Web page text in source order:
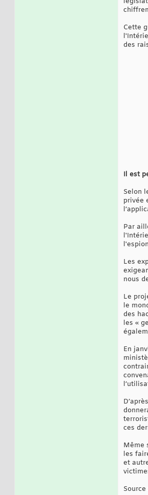
Cette
des
Il est
Selon
privée
Par
Les
nous
Le
le
des
les «
En
ces
Même
les
et
Source